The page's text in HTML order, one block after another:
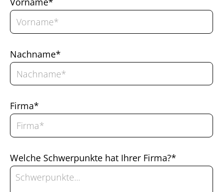
Nachname*
Firma*
Welche Schwerpunkte hat Ihrer Firma?*